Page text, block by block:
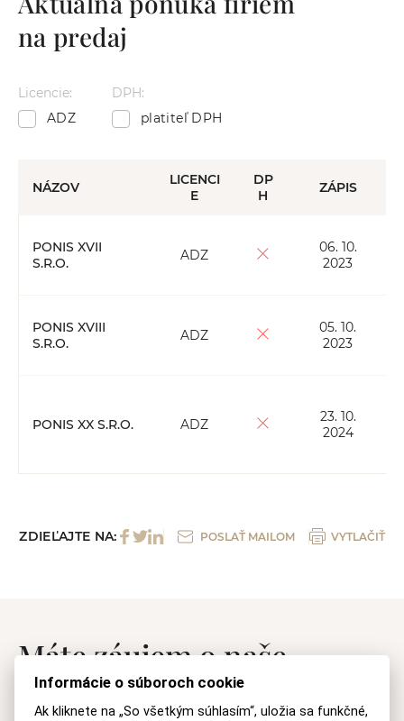
na predaj
Licencie:
ADZ
DPH:
platiteľ DPH
NÁZOV
LICENCI
E
DP
H
ZÁPIS
PONIS XVII
S.R.O.
ADZ
06. 10.
2023
PONIS XVIII
S.R.O.
ADZ
05. 10.
2023
PONIS XX S.R.O. ADZ
23. 10.
2024
ZDIEĽAJTE NA: POSLAŤ MAILOM VYTLAČIŤ
Máte záujem o naše
právne služby?
Informácie o súboroch cookie
Ak kliknete na „So všetkým súhlasím“, uložia sa funkčné,